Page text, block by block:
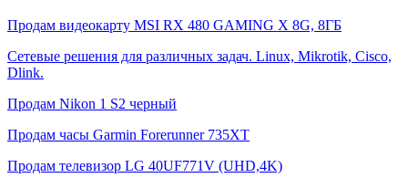
Продам видеокарту MSI RX 480 GAMING X 8G, 8ГБ
Сетевые решения для различных задач. Linux, Mikrotik, Cisco,
Dlink.
Продам Nikon 1 S2 черный
Продам часы Garmin Forerunner 735XT
Продам телевизор LG 40UF771V (UHD,4K)